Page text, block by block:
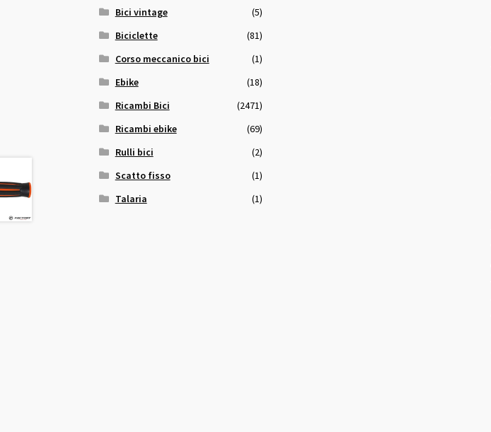
Bici vintage
(5)
Biciclette
(81)
Corso meccanico bici
(1)
Ebike
(18)
Ricambi Bici
(2471)
Ricambi ebike
(69)
Rulli bici
(2)
Scatto fisso
(1)
Talaria
(1)